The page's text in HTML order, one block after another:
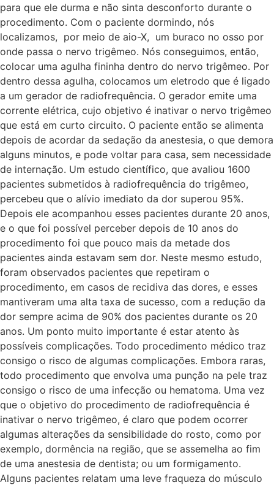
para que ele durma e não sinta desconforto durante o
procedimento. Com o paciente dormindo, nós
localizamos, por meio de aio-X, um buraco no osso por
onde passa o nervo trigêmeo. Nós conseguimos, então,
colocar uma agulha fininha dentro do nervo trigêmeo. Por
dentro dessa agulha, colocamos um eletrodo que é ligado
a um gerador de radiofrequência. O gerador emite uma
corrente elétrica, cujo objetivo é inativar o nervo trigêmeo
que está em curto circuito. O paciente então se alimenta
depois de acordar da sedação da anestesia, o que demora
alguns minutos, e pode voltar para casa, sem necessidade
de internação. Um estudo científico, que avaliou 1600
pacientes submetidos à radiofrequência do trigêmeo,
percebeu que o alívio imediato da dor superou 95%.
Depois ele acompanhou esses pacientes durante 20 anos,
e o que foi possível perceber depois de 10 anos do
procedimento foi que pouco mais da metade dos
pacientes ainda estavam sem dor. Neste mesmo estudo,
foram observados pacientes que repetiram o
procedimento, em casos de recidiva das dores, e esses
mantiveram uma alta taxa de sucesso, com a redução da
dor sempre acima de 90% dos pacientes durante os 20
anos. Um ponto muito importante é estar atento às
possíveis complicações. Todo procedimento médico traz
consigo o risco de algumas complicações. Embora raras,
todo procedimento que envolva uma punção na pele traz
consigo o risco de uma infecção ou hematoma. Uma vez
que o objetivo do procedimento de radiofrequência é
inativar o nervo trigêmeo, é claro que podem ocorrer
algumas alterações da sensibilidade do rosto, como por
exemplo, dormência na região, que se assemelha ao fim
de uma anestesia de dentista; ou um formigamento.
Alguns pacientes relatam uma leve fraqueza do músculo